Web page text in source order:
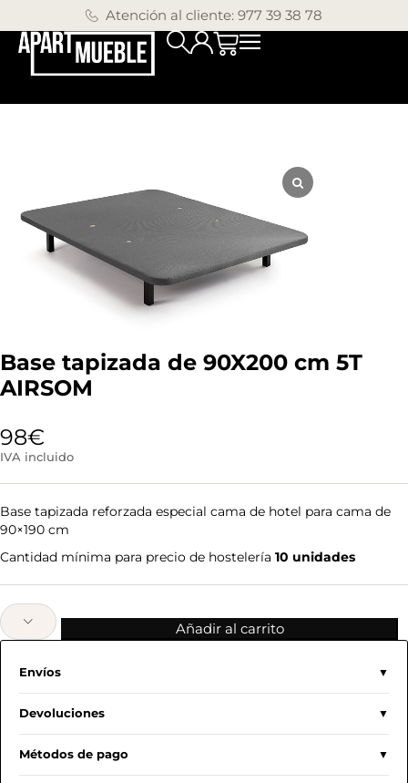
Atención al cliente: 977 39 38 78
Base tapizada de 90X200 cm 5T
AIRSOM
98€
IVA incluido
Base tapizada reforzada especial cama de hotel para cama de
90×190 cm
Cantidad mínima para precio de hostelería 10 unidades
Añadir al carrito
Envíos
Devoluciones
Métodos de pago